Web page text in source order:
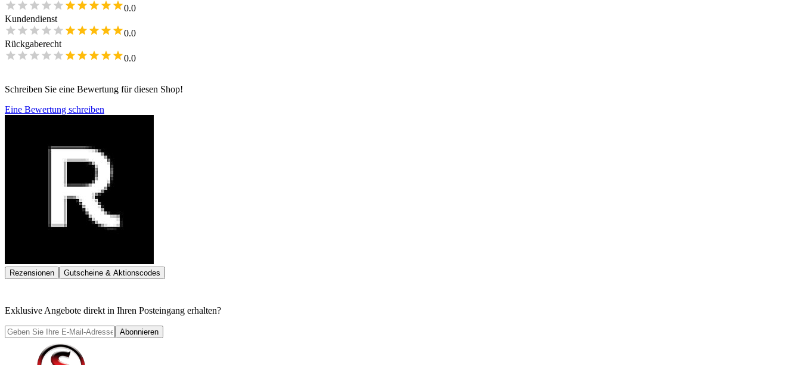
0.0
Kundendienst
0.0
Rückgaberecht
0.0
Schreiben Sie eine Bewertung für diesen Shop!
Eine Bewertung schreiben
Rezensionen Gutscheine & Aktionscodes
Exklusive Angebote direkt in Ihren Posteingang erhalten?
Abonnieren